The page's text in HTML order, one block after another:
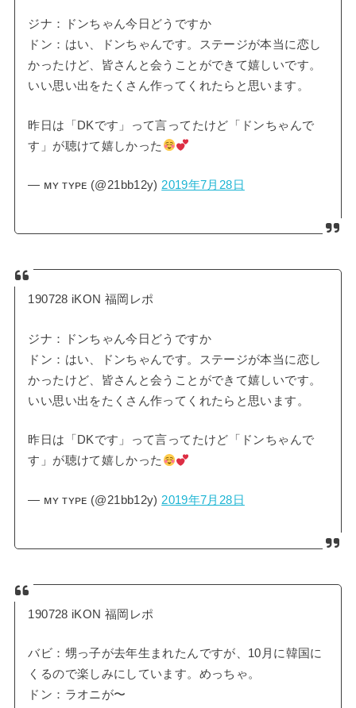
ジナ：ドンちゃん今日どうですか
ドン：はい、ドンちゃんです。ステージが本当に恋し
かったけど、皆さんと会うことができて嬉しいです。
いい思い出をたくさん作ってくれたらと思います。
昨日は「DKです」って言ってたけど「ドンちゃんで
す」が聴けて嬉しかった
— ᴍʏ ᴛʏᴘᴇ (@21bb12y)2019年7月28日
190728 iKON 福岡レポ
ジナ：ドンちゃん今日どうですか
ドン：はい、ドンちゃんです。ステージが本当に恋し
かったけど、皆さんと会うことができて嬉しいです。
いい思い出をたくさん作ってくれたらと思います。
昨日は「DKです」って言ってたけど「ドンちゃんで
す」が聴けて嬉しかった
— ᴍʏ ᴛʏᴘᴇ (@21bb12y) 2019年7月28日
190728 iKON 福岡レポ
バビ：甥っ子が去年生まれたんですが、10月に韓国に
くるので楽しみにしています。めっちゃ。
ドン：ラオニが〜